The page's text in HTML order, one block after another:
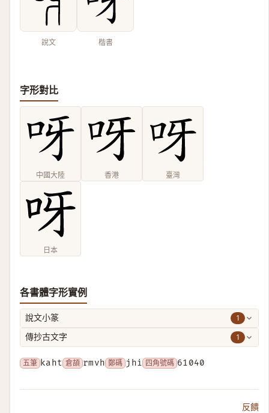
說文 楷書
字形對比
中國大陸 香港 臺灣
日本
各書體字形實例
說文小篆 1
傳抄古文字 1
五筆 kaht 倉頡 rmvh 鄭碼 jhi 四角號碼 61040
反饋